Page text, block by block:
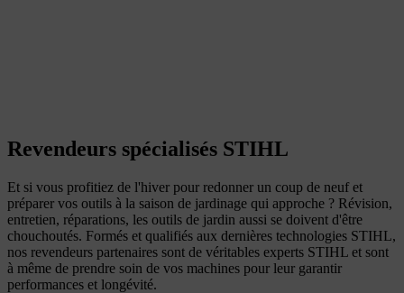
Revendeurs spécialisés STIHL
Et si vous profitiez de l'hiver pour redonner un coup de neuf et
préparer vos outils à la saison de jardinage qui approche ? Révision,
entretien, réparations, les outils de jardin aussi se doivent d'être
chouchoutés. Formés et qualifiés aux dernières technologies STIHL,
nos revendeurs partenaires sont de véritables experts STIHL et sont
à même de prendre soin de vos machines pour leur garantir
performances et longévité.